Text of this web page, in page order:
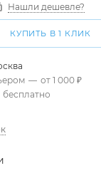
Нашли дешевле?
КУПИТЬ В 1 КЛИК
— от 1 000 ₽
бесплатно